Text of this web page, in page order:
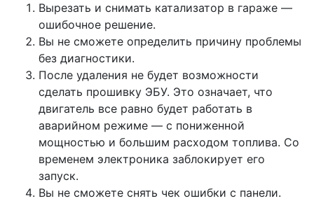
Вырезать и снимать катализатор в гараже —
ошибочное решение.
Вы не сможете определить причину проблемы
без диагностики.
После удаления не будет возможности
сделать прошивку ЭБУ. Это означает, что
двигатель все равно будет работать в
аварийном режиме — с пониженной
мощностью и большим расходом топлива. Со
временем электроника заблокирует его
запуск.
Вы не сможете снять чек ошибки с панели.